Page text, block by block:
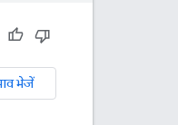
भेजें